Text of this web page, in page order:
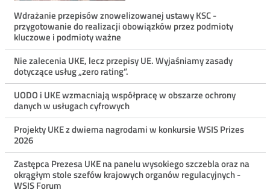
Menu
ostatnie
aktualności
Wdrażanie przepisów znowelizowanej ustawy KSC -
przygotowanie do realizacji obowiązków przez podmioty
kluczowe i podmioty ważne
Nie zalecenia UKE, lecz przepisy UE. Wyjaśniamy zasady
dotyczące usług „zero rating”.
UODO i UKE wzmacniają współpracę w obszarze ochrony
danych w usługach cyfrowych
Projekty UKE z dwiema nagrodami w konkursie WSIS Prizes
2026
Zastępca Prezesa UKE na panelu wysokiego szczebla oraz na
okrągłym stole szefów krajowych organów regulacyjnych -
WSIS Forum